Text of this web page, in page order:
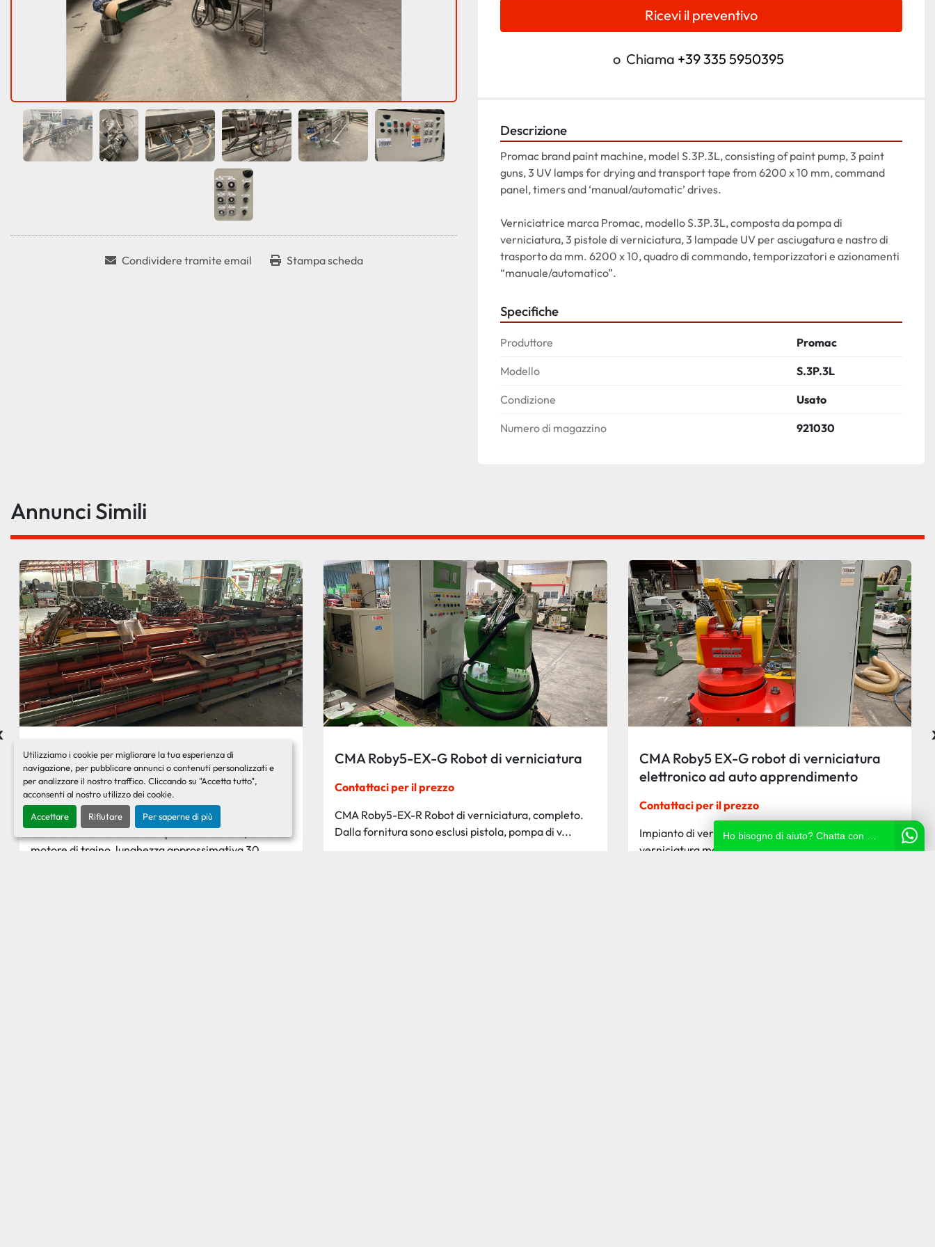
Utilizziamo i cookie per migliorare la tua esperienza di
navigazione, per pubblicare annunci o contenuti personalizzati e
per analizzare il nostro traffico. Cliccando su "Accetta tutto",
acconsenti al nostro utilizzo dei cookie.
Accettare Rifiutare Per saperne di più
Condividere tramite email Stampa scheda
Ricevi il preventivo
o Chiama +39 335 5950395
Descrizione
Promac brand paint machine, model S.3P.3L, consisting of paint pump, 3 paint
guns, 3 UV lamps for drying and transport tape from 6200 x 10 mm, command
panel, timers and ‘manual/automatic’ drives.
Verniciatrice marca Promac, modello S.3P.3L, composta da pompa di
verniciatura, 3 pistole di verniciatura, 3 lampade UV per asciugatura e nastro di
trasporto da mm. 6200 x 10, quadro di commando, temporizzatori e azionamenti
“manuale/automatico”.
Specifiche
Produttore Promac
Modello S.3P.3L
Condizione Usato
Numero di magazzino 921030
Annunci Simili
Catena di verniciatura composta da
catena, binari e motore di traino,
lunghezza approssimativa 300 mt. Usata
Contattaci per il prezzo
motore di traino, lunghezza approssimativa 30...
CMA Roby5-EX-G Robot di verniciatura
Contattaci per il prezzo
CMA Roby5-EX-R Robot di verniciatura, completo.
Dalla fornitura sono esclusi pistola, pompa di v...
CMA Roby5 EX-G robot di verniciatura
elettronico ad auto apprendimento
Contattaci per il prezzo
Impianto di verniciatura composto da: - Robot di
verniciatura marca CMA, mod. Roby 5 Ex G, usato...